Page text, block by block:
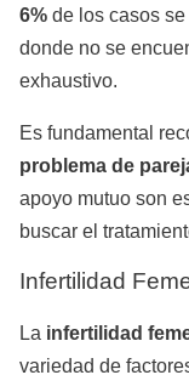
6% de los casos
donde no se
exhaustivo.
Es fundamental
problema de
apoyo mutuo son
buscar el
Infertilidad
La infertilidad
variedad de